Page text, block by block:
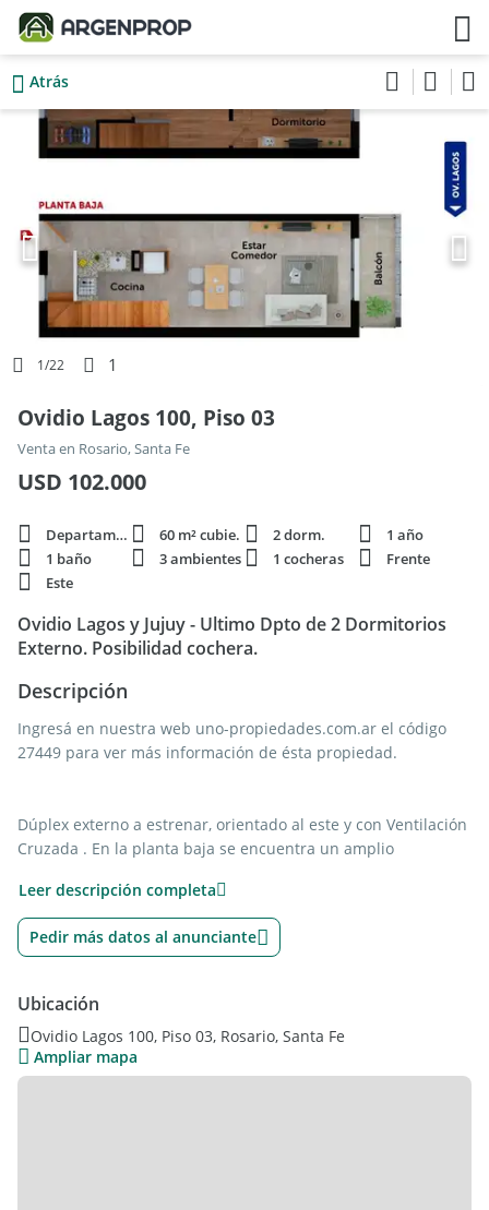
Atrás
1/22 1
Ovidio Lagos 100, Piso 03
Venta en Rosario, Santa Fe
USD 102.000
Departamento 60 m² cubie. 2 dorm.
1 año
1 baño
3 ambientes 1 cocheras
Frente
Este
Ovidio Lagos y Jujuy - Ultimo Dpto de 2 Dormitorios
Externo. Posibilidad cochera.
Descripción
Ingresá en nuestra web uno-propiedades.com.ar el código
27449 para ver más información de ésta propiedad.
Dúplex externo a estrenar, orientado al este y con Ventilación
Cruzada . En la planta baja se encuentra un amplio
planta alta hay dos dormitorios, uno al frente con amplio
ventanal a la calle y un baño. Cocheras disponibles.
Contacto: 449-8484 Whatsapp: +549 341 666 1111 -
Mendoza 1477 - Rosario
Leer descripción completa
Pedir más datos al anunciante
Ubicación
Ovidio Lagos 100, Piso 03, Rosario, Santa Fe
Ampliar mapa